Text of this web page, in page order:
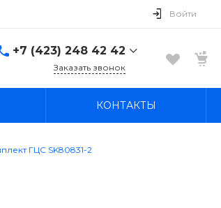
Войти
+7 (423) 248 42 42
Надеждинский район, п.
boss4848@mail.ru
Заказать звонок
КОНТАКТЫ
ГЦС SK80831-2